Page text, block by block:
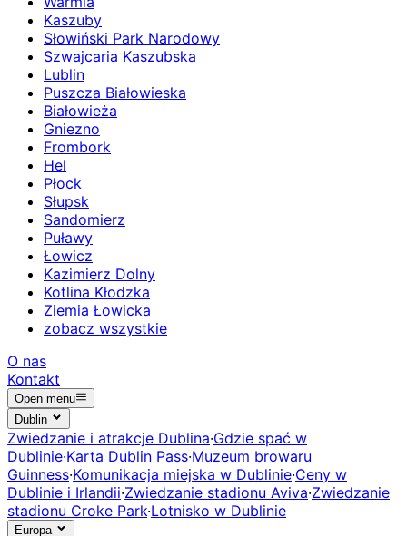
Kaszuby
Słowiński Park Narodowy
Szwajcaria Kaszubska
Lublin
Puszcza Białowieska
Białowieża
Gniezno
Frombork
Hel
Płock
Słupsk
Sandomierz
Puławy
Łowicz
Kazimierz Dolny
Kotlina Kłodzka
Ziemia Łowicka
zobacz wszystkie
O nas
Kontakt
Open menu
Dublin
Zwiedzanie i atrakcje Dublina·Gdzie spać w
Dublinie·Karta Dublin Pass·Muzeum browaru
Guinness·Komunikacja miejska w Dublinie·Ceny w
Dublinie i Irlandii·Zwiedzanie stadionu Aviva·Zwiedzanie
stadionu Croke Park·Lotnisko w Dublinie
Europa